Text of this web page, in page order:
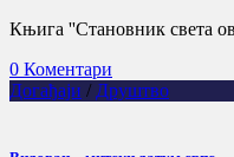
Књига ''Становник света
0 Коментари
Догађаји / Друштво